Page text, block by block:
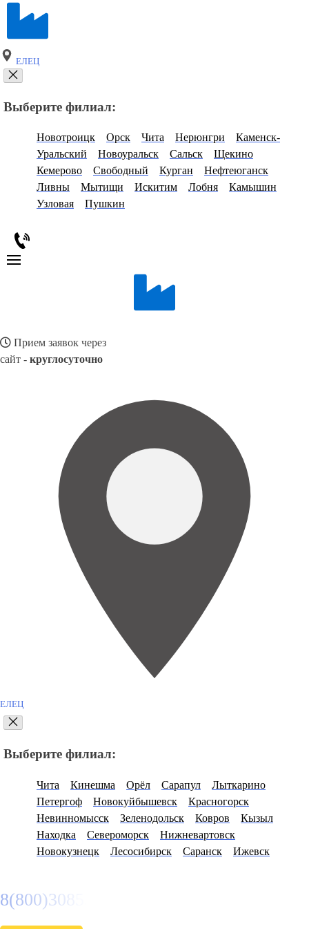
ЕЛЕЦ
Выберите филиал:
Новотроицк Орск Чита Нерюнгри
Каменск-
Уральский
Новоуральск Сальск
Щекино
Кемерово
Свободный Курган
Нефтеюганск
Ливны
Мытищи Искитим Лобня
Камышин
Узловая
Пушкин
Прием заявок через
сайт - круглосуточно
ЕЛЕЦ
Выберите филиал:
Чита Кинешма Орёл Сарапул
Лыткарино
Петергоф
Новокуйбышевск
Красногорск
Невинномысск
Зеленодольск Ковров
Кызыл
Находка
Североморск
Нижневартовск
Новокузнецк
Лесосибирск Саранск Ижевск
8(800)3085303